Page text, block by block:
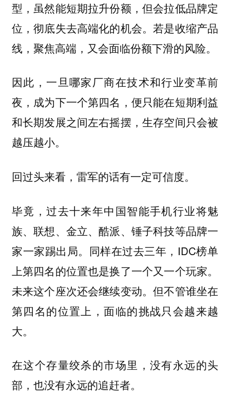
型，虽然能短期拉升份额，但会拉低品牌定
位，彻底失去高端化的机会。若是收缩产品
线，聚焦高端，又会面临份额下滑的风险。
因此，一旦哪家厂商在技术和行业变革前
夜，成为下一个第四名，便只能在短期利益
和长期发展之间左右摇摆，生存空间只会被
越压越小。
回过头来看，雷军的话有一定可信度。
毕竟，过去十来年中国智能手机行业将魅
族、联想、金立、酷派、锤子科技等品牌一
家一家踢出局。同样在过去三年，IDC榜单
上第四名的位置也是换了一个又一个玩家。
未来这个座次还会继续变动。但不管谁坐在
第四名的位置上，面临的挑战只会越来越
大。
在这个存量绞杀的市场里，没有永远的头
部，也没有永远的追赶者。